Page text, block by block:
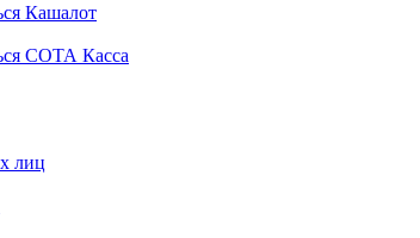
Кашалот
СОТА Касса
лиц